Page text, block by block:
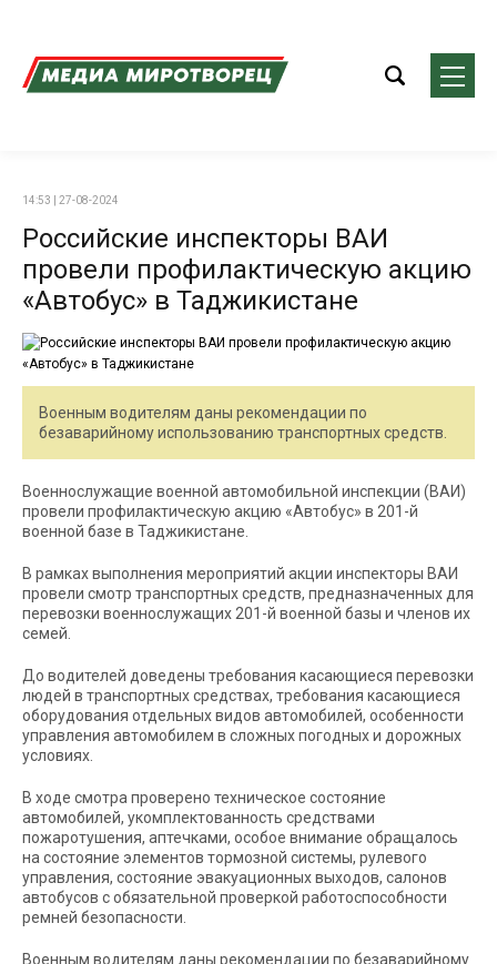
14:53 | 27-08-2024
Российские инспекторы ВАИ
провели профилактическую акцию
«Автобус» в Таджикистане
Военным водителям даны рекомендации по
безаварийному использованию транспортных средств.
Военнослужащие военной автомобильной инспекции (ВАИ)
провели профилактическую акцию «Автобус» в 201-й
военной базе в Таджикистане.
В рамках выполнения мероприятий акции инспекторы ВАИ
провели смотр транспортных средств, предназначенных для
перевозки военнослужащих 201-й военной базы и членов их
семей.
До водителей доведены требования касающиеся перевозки
людей в транспортных средствах, требования касающиеся
оборудования отдельных видов автомобилей, особенности
управления автомобилем в сложных погодных и дорожных
условиях.
В ходе смотра проверено техническое состояние
автомобилей, укомплектованность средствами
пожаротушения, аптечками, особое внимание обращалось
на состояние элементов тормозной системы, рулевого
управления, состояние эвакуационных выходов, салонов
автобусов с обязательной проверкой работоспособности
ремней безопасности.
Военным водителям даны рекомендации по безаварийному